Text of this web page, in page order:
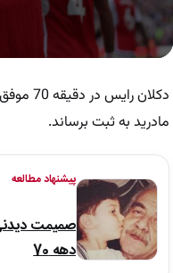
دکلان
مادرید به ثبت برساند.
پیشنهاد مطالعه
صمیمت
دهه 70